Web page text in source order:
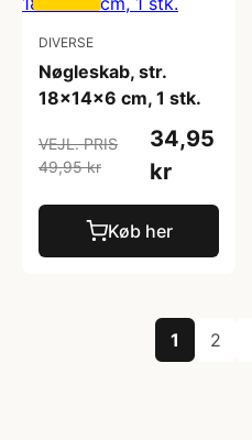
DIVERSE
Nøgleskab, str.
18x14x6 cm, 1 stk.
VEJL. PRIS
49,95 kr
34,95
kr
Køb her
1 2